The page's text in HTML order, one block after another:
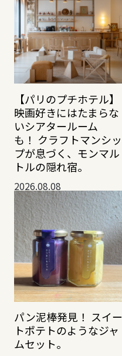
【パリのプチホテル】
映画好きにはたまらな
いシアタールーム
も！ クラフトマンシッ
プが息づく、モンマル
トルの隠れ宿。
2026.08.08
パン泥棒発見！ スイー
トポテトのようなジャ
ムセット。